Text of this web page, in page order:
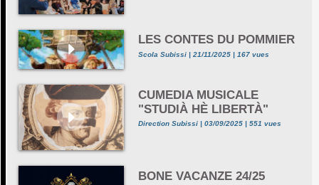
LES CONTES DU POMMIER
Scola Subissi | 21/11/2025 | 167 vues
CUMEDIA MUSICALE
"STUDIÀ HÈ LIBERTÀ"
Direction Subissi | 03/09/2025 | 551 vues
BONE VACANZE 24/25